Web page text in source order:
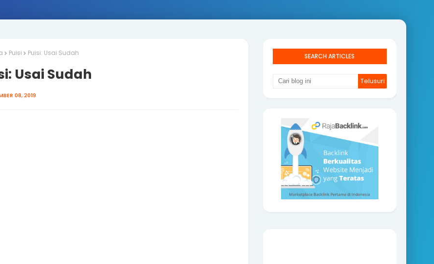
Puisi Puisi: Usai Sudah
Usai Sudah
08, 2019
SEARCH ARTICLES